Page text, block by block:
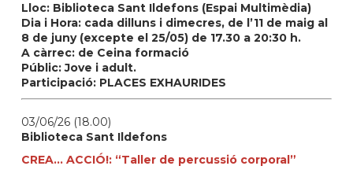
Lloc: Biblioteca Sant Ildefons (Espai Multimèdia)
Dia i Hora: cada dilluns i dimecres, de l’11 de maig al
8 de juny (excepte el 25/05) de 17.30 a 20:30 h.
A càrrec: de Ceina formació
Públic: Jove i adult.
Participació: PLACES EXHAURIDES
03/06/26 (18.00)
Biblioteca Sant Ildefons
CREA... ACCIÓ!: “Taller de percussió corporal”